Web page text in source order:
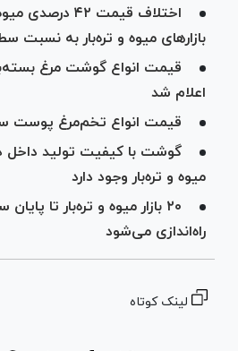
اختلاف قیمت ۴۲
بازار‌های میوه و تره‌بار به نسبت
قیمت انواع گوشت مرغ
اعلام شد
قیمت انواع تخم‌مرغ پوست
گوشت با کیفیت تولید داخل
میوه و تره‌بار وجود دارد
۲۰ بازار میوه و تره‌بار تا
راه‌اندازی می‌شود
لینک کوتاه